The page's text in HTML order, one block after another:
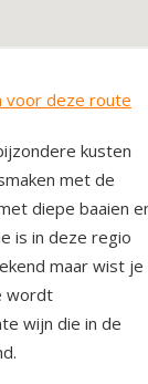
voor deze route
kusten
met de
diepe baaien
is in deze regio
maar wist je
wordt
wijn die in de